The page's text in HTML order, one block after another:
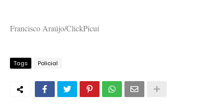
Francisco Araújo/ClickPicuí
Tags Policial